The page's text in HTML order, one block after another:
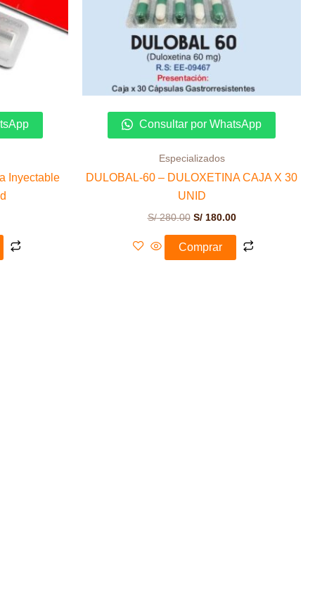
Inyectable
Consultar por WhatsApp
Especializados
DULOBAL-60 – DULOXETINA CAJA X 30
UNID
S/280.00 S/180.00
Comprar